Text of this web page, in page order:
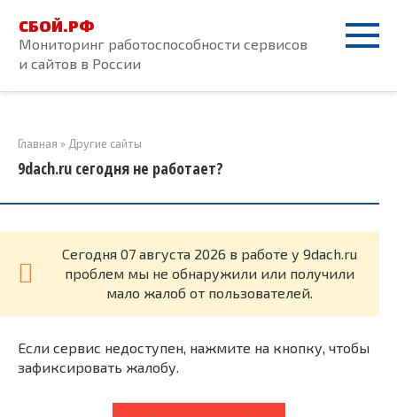
контенту
СБОЙ.РФ
Мониторинг работоспособности сервисов
и сайтов в России
Главная » Другие сайты
9dach.ru сегодня не работает?
Cегодня 07 августа 2026 в работе у 9dach.ru
проблем мы не обнаружили или получили
мало жалоб от пользователей.
Если сервис недоступен, нажмите на кнопку, чтобы
зафиксировать жалобу.